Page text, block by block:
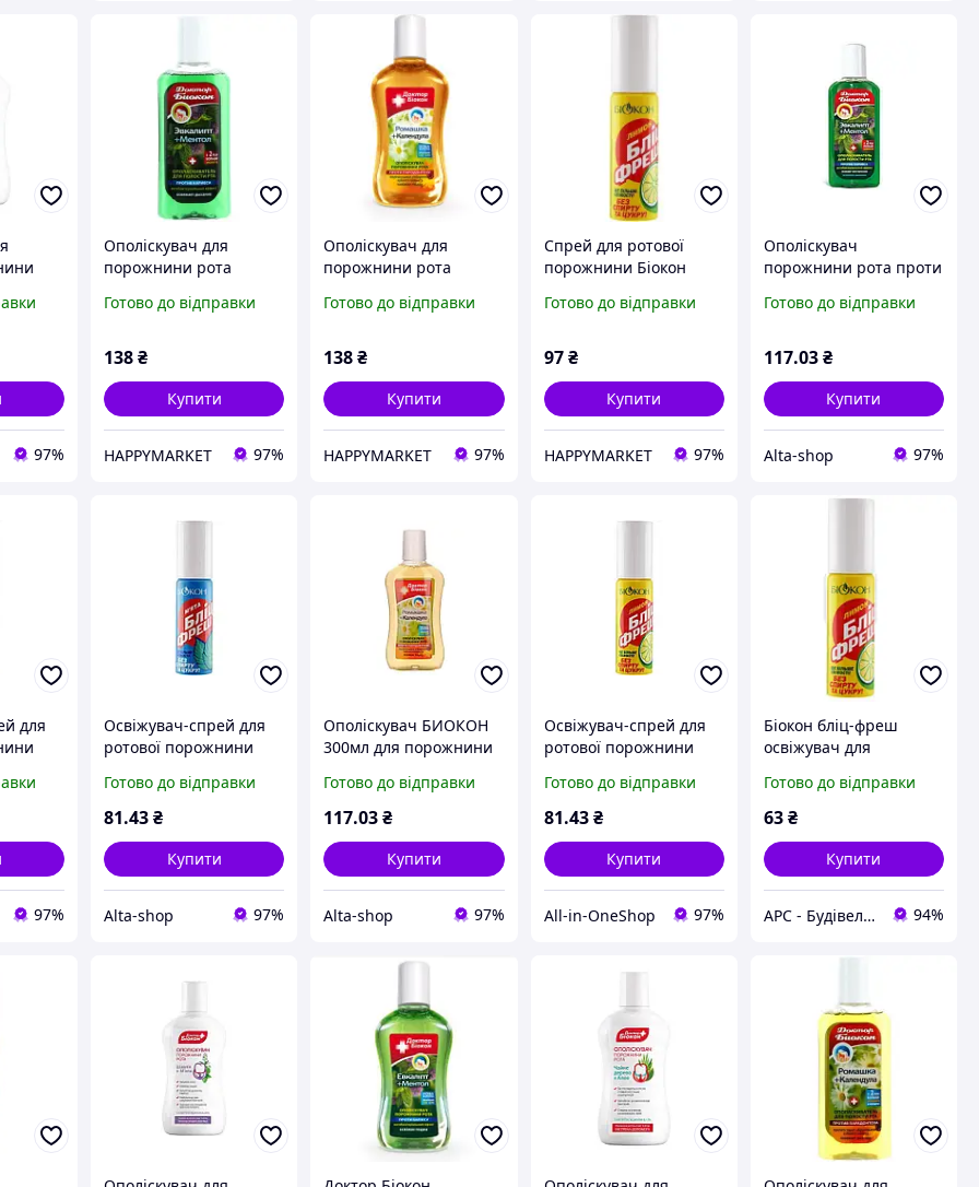
97%
Ополіскувач для
порожнини рота
Проти карієсу Евкаліпт
(4820160035317)
Готово до відправки
138₴
Купити
HAPPYMARKET 97%
Ополіскувач для
порожнини рота
Проти парадонтозу
300 мл (4820160035324)
Готово до відправки
138₴
Купити
HAPPYMARKET 97%
Спрей для ротової
порожнини Біокон
подиху Лимон 25 мл
Готово до відправки
97 ₴
Купити
HAPPYMARKET 97%
Ополіскувач
порожнини рота проти
ментол)300мл. ТМ
Готово до відправки
117.03₴
Купити
Alta-shop 97%
для
97%
Освіжувач-спрей для
ротової порожнини
Мятний ТМ БІОКОН
Готово до відправки
81.43₴
Купити
Alta-shop 97%
Ополіскувач БИОКОН
300мл для порожнини
парадонтозу ромашка
та календу
Готово до відправки
117.03₴
Купити
Alta-shop 97%
Освіжувач-спрей для
ротової порожнини
Лимон ТМ БІОКОН
Готово до відправки
81.43 ₴
Купити
All-in-OneShop 97%
Біокон бліц-фреш
освіжувач для
Лимон 25мл
Готово до відправки
63₴
Купити
АРС - Будівельний інтернет-гіпермаркет 94%